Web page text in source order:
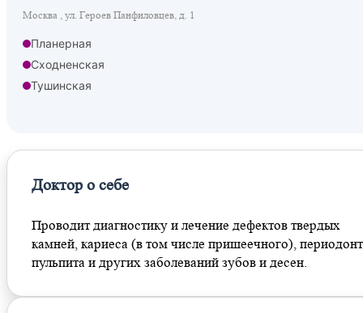
Москва , ул. Героев Панфиловцев, д. 1
Планерная
Сходненская
Тушинская
Доктор о себе
Проводит диагностику и лечение дефектов твердых
камней, кариеса (в том числе пришеечного),
пульпита и других заболеваний зубов и десен.